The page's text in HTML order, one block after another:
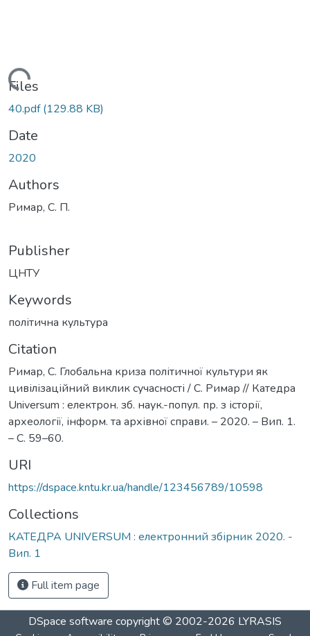
Loading...
Files
40.pdf(129.88 KB)
Date
2020
Authors
Римар, С. П.
Publisher
ЦНТУ
Keywords
політична культура
Citation
Римар, С. Глобальна криза політичної культури як
цивілізаційний виклик сучасності / С. Римар // Катедра
Universum : електрон. зб. наук.-попул. пр. з історії,
археології, інформ. та архівної справи. – 2020. – Вип. 1.
– С. 59–60.
URI
https://dspace.kntu.kr.ua/handle/123456789/10598
Collections
КАТЕДРА UNIVERSUM : електронний збірник 2020. -
Вип. 1
Full item page
DSpace software copyright © 2002-2026 LYRASIS